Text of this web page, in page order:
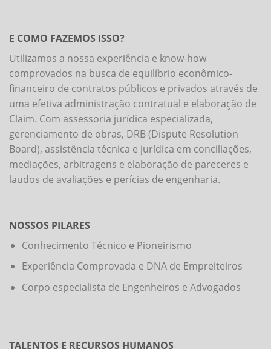
E COMO FAZEMOS ISSO?
Utilizamos a nossa experiência e know-how
comprovados na busca de equilíbrio econômico-
financeiro de contratos públicos e privados através de
uma efetiva administração contratual e elaboração de
Claim. Com assessoria jurídica especializada,
gerenciamento de obras, DRB (Dispute Resolution
Board), assistência técnica e jurídica em conciliações,
mediações, arbitragens e elaboração de pareceres e
laudos de avaliações e perícias de engenharia.
NOSSOS PILARES
Conhecimento Técnico e Pioneirismo
Experiência Comprovada e DNA de Empreiteiros
Corpo especialista de Engenheiros e Advogados
TALENTOS E RECURSOS HUMANOS